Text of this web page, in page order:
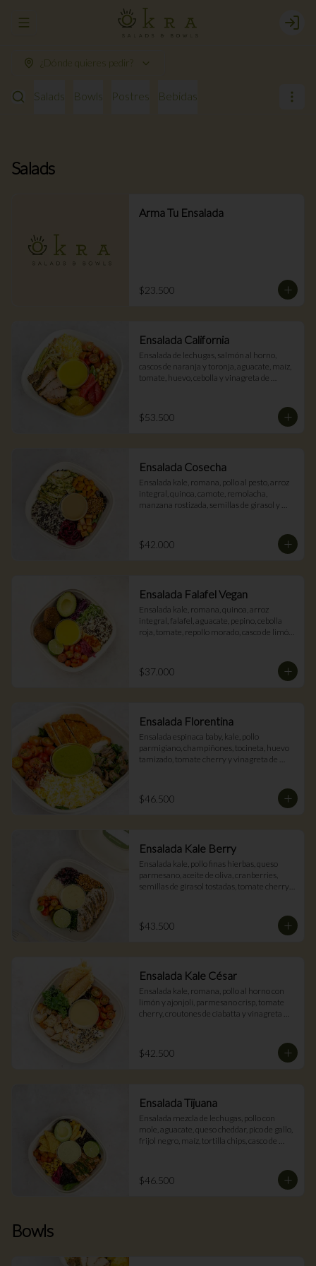
Abrir menu de navegación Login
¿Dónde quieres pedir?
Salads Bowls Postres Bebidas
Salads
Arma Tu Ensalada
$23.500
Ensalada California
Ensalada de lechugas, salmón al horno,
cascos de naranja y toronja, aguacate, maíz,
tomate, huevo, cebolla y vinagreta de
$53.500
Ensalada Cosecha
Ensalada kale, romana, pollo al pesto, arroz
integral, quinoa, camote, remolacha,
manzana rostizada, semillas de girasol y
$42.000
Ensalada Falafel Vegan
Ensalada kale, romana, quinoa, arroz
integral, falafel, aguacate, pepino, cebolla
roja, tomate, repollo morado, casco de limón,
$37.000
Ensalada Florentina
Ensalada espinaca baby, kale, pollo
parmigiano, champiñones, tocineta, huevo
tamizado, tomate cherry y vinagreta de
$46.500
Ensalada Kale Berry
Ensalada kale, pollo finas hierbas, queso
parmesano, aceite de oliva, cranberries,
semillas de girasol tostadas, tomate cherry y
$43.500
Ensalada Kale César
Ensalada kale, romana, pollo al horno con
limón y ajonjolí, parmesano crisp, tomate
cherry, croutones de ciabatta y vinagreta
$42.500
Ensalada Tijuana
Ensalada mezcla de lechugas, pollo con
mole, aguacate, queso cheddar, pico de gallo,
frijol negro, maíz, tortilla chips, casco de
$46.500
Bowls